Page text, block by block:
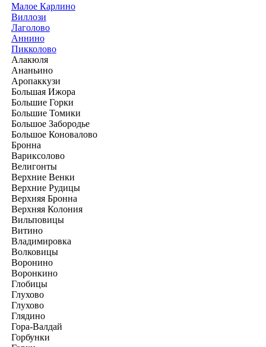
Малое Карлино
Виллози
Лаголово
Аннино
Пикколово
Алакюля
Ананьино
Аропаккузи
Большая Ижора
Большие Горки
Большие Томики
Большое Забородье
Большое Коновалово
Бронна
Вариксолово
Велигонты
Верхние Венки
Верхние Рудицы
Верхняя Бронна
Верхняя Колония
Вильповицы
Витино
Владимировка
Волковицы
Воронино
Воронкино
Глобицы
Глухово
Глухово
Глядино
Гора-Валдай
Горбунки